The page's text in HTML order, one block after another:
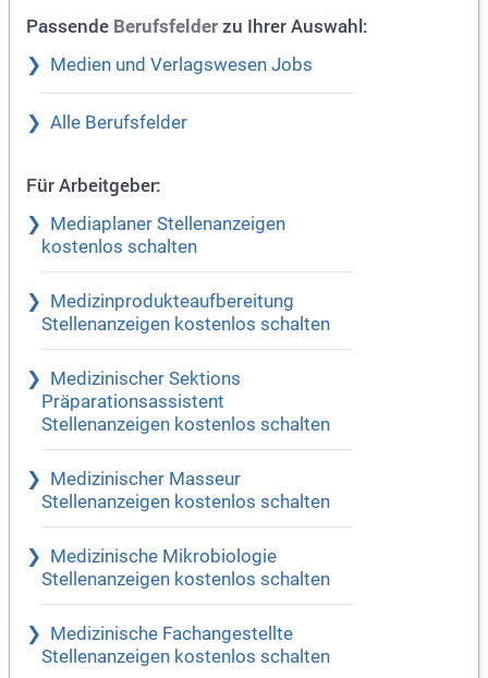
Passende Berufsfelder zu Ihrer Auswahl:
Medien und Verlagswesen Jobs
Alle Berufsfelder
Für Arbeitgeber:
Mediaplaner Stellenanzeigen
kostenlos schalten
Medizinprodukteaufbereitung
Stellenanzeigen kostenlos schalten
Medizinischer Sektions
Präparationsassistent
Stellenanzeigen kostenlos schalten
Medizinischer Masseur
Stellenanzeigen kostenlos schalten
Medizinische Mikrobiologie
Stellenanzeigen kostenlos schalten
Medizinische Fachangestellte
Stellenanzeigen kostenlos schalten